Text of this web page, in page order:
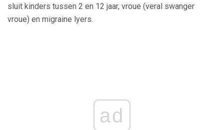
sluit kinders tussen 2 en 12 jaar, vroue (veral swanger
vroue) en migraine lyers.
ad